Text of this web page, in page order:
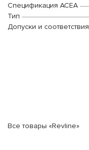
Спецификация ACEA
Тип
Допуски и соответствия
Все товары «Revline»